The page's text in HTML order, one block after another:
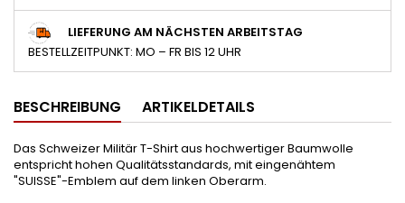
LIEFERUNG AM NÄCHSTEN ARBEITSTAG
BESTELLZEITPUNKT: MO – FR BIS 12 UHR
BESCHREIBUNG ARTIKELDETAILS
Das Schweizer Militär T-Shirt aus hochwertiger Baumwolle
entspricht hohen Qualitätsstandards, mit eingenähtem
"SUISSE"-Emblem auf dem linken Oberarm.